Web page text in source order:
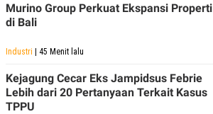
Murino Group Perkuat Ekspansi Properti
di Bali
Industri | 45 Menit lalu
Kejagung Cecar Eks Jampidsus Febrie
Lebih dari 20 Pertanyaan Terkait Kasus
TPPU